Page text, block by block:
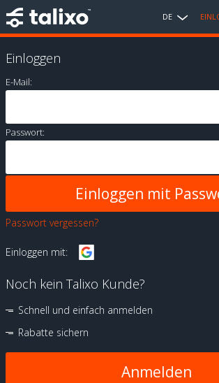
DE
Einloggen
E-Mail:
Passwort:
Passwort vergessen?
Einloggen mit:
Noch kein Talixo Kunde?
Schnell und einfach anmelden
Rabatte sichern
Anmelden